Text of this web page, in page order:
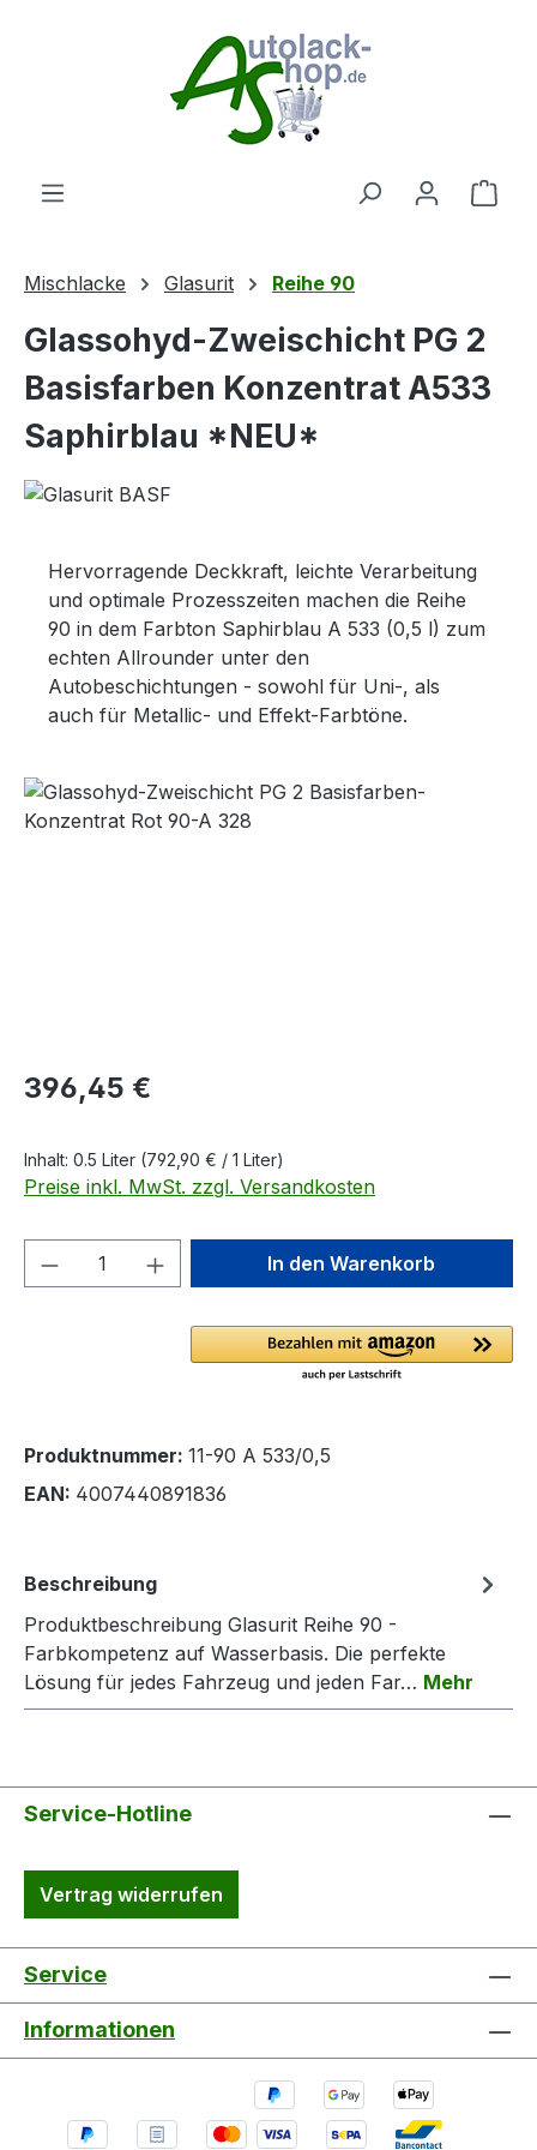
Mischlacke Glasurit Reihe 90
Glassohyd-Zweischicht PG 2
Basisfarben Konzentrat A533
Saphirblau *NEU*
Hervorragende Deckkraft, leichte Verarbeitung
und optimale Prozesszeiten machen die Reihe
90 in dem Farbton Saphirblau A 533 (0,5 l) zum
echten Allrounder unter den
Autobeschichtungen - sowohl für Uni-, als
auch für Metallic- und Effekt-Farbtöne.
Bildergalerie überspringen
Regulärer Preis:
396,45 €
Inhalt: 0.5 Liter (792,90 € / 1 Liter)
Preise inkl. MwSt. zzgl. Versandkosten
Produkt Anzahl: Gib denIn den Warenkorb
Produktnummer: 11-90 A 533/0,5
EAN: 4007440891836
Beschreibung
Produktbeschreibung Glasurit Reihe 90 -
Farbkompetenz auf Wasserbasis. Die perfekte
Lösung für jedes Fahrzeug und jeden Far… Mehr
Service-Hotline
Vertrag widerrufen
Service
Informationen